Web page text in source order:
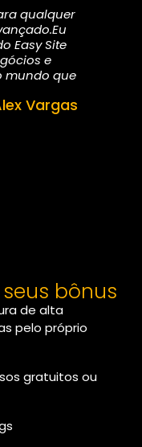
qualquer
Easy Site
e
mundo que
Vargas
bônus
de alta
pelo próprio
gratuitos ou